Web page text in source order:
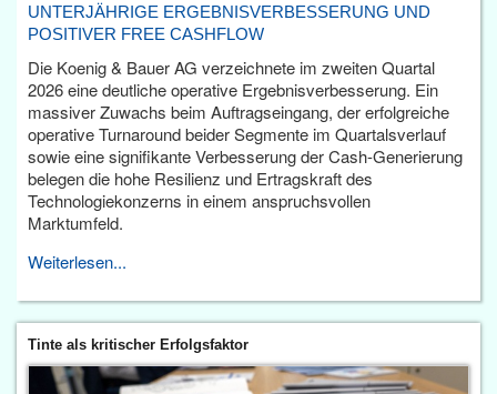
UNTERJÄHRIGE ERGEBNISVERBESSERUNG UND
POSITIVER FREE CASHFLOW
Die Koenig & Bauer AG verzeichnete im zweiten Quartal
2026 eine deutliche operative Ergebnisverbesserung. Ein
massiver Zuwachs beim Auftragseingang, der erfolgreiche
operative Turnaround beider Segmente im Quartalsverlauf
sowie eine signifikante Verbesserung der Cash-Generierung
belegen die hohe Resilienz und Ertragskraft des
Technologiekonzerns in einem anspruchsvollen
Marktumfeld.
Weiterlesen...
Tinte als kritischer Erfolgsfaktor